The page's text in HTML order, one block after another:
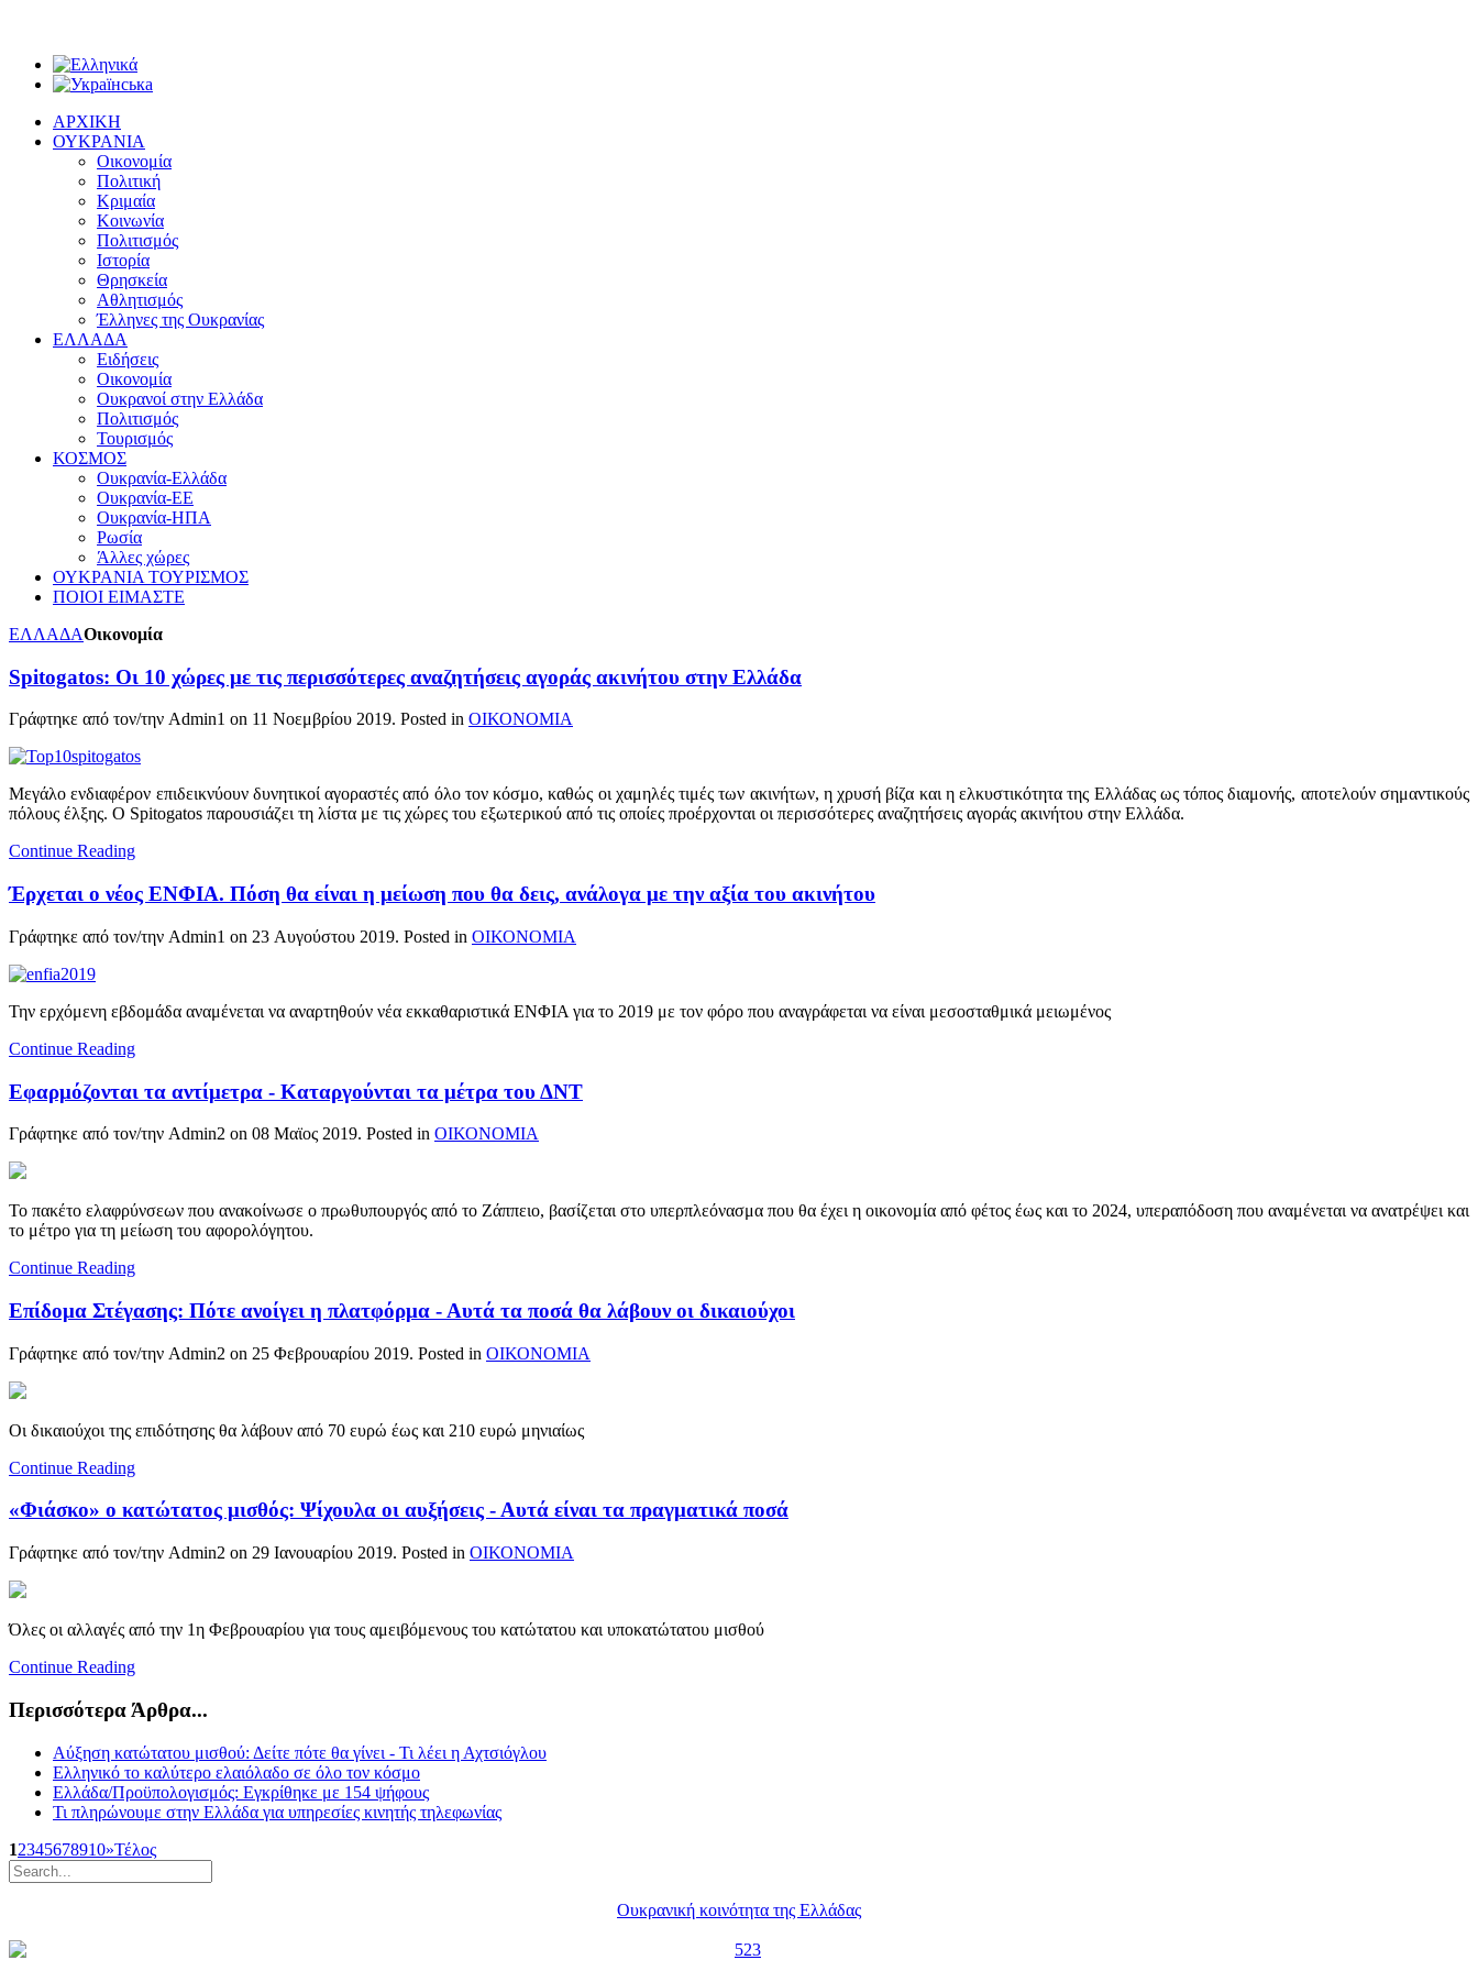
ΑΡΧΙΚΗ
ΟΥΚΡΑΝΙΑ
Οικονομία
Πολιτική
Κριμαία
Κοινωνία
Πολιτισμός
Ιστορία
Θρησκεία
Αθλητισμός
Έλληνες της Ουκρανίας
ΕΛΛΑΔΑ
Ειδήσεις
Οικονομία
Ουκρανοί στην Ελλάδα
Πολιτισμός
Τουρισμός
ΚΟΣΜΟΣ
Ουκρανία-Ελλάδα
Ουκρανία-ΕΕ
Ουκρανία-ΗΠΑ
Ρωσία
Άλλες χώρες
ΟΥΚΡΑΝΙΑ ΤΟΥΡΙΣΜΟΣ
ΠΟΙΟΙ ΕΙΜΑΣΤΕ
ΕΛΛΑΔΑΟικονομία
Spitogatos: Οι 10 χώρες με τις περισσότερες αναζητήσεις αγοράς ακινήτου στην Ελλάδα
Γράφτηκε από τον/την Admin1 on 11 Νοεμβρίου 2019. Posted in ΟΙΚΟΝΟΜΙΑ
Μεγάλο ενδιαφέρον επιδεικνύουν δυνητικοί αγοραστές από όλο τον κόσμο, καθώς οι χαμηλές τιμές των ακινήτων, η χρυσή βίζα και η ελκυστικότητα της Ελλάδας ως τόπος διαμονής, αποτελούν σημαντικούς
πόλους έλξης. Ο Spitogatos παρουσιάζει τη λίστα με τις χώρες του εξωτερικού από τις οποίες προέρχονται οι περισσότερες αναζητήσεις αγοράς ακινήτου στην Ελλάδα.
Continue Reading
Έρχεται ο νέος ΕΝΦΙΑ. Πόση θα είναι η μείωση που θα δεις, ανάλογα με την αξία του ακινήτου
Γράφτηκε από τον/την Admin1 on 23 Αυγούστου 2019. Posted in ΟΙΚΟΝΟΜΙΑ
Την ερχόμενη εβδομάδα αναμένεται να αναρτηθούν νέα εκκαθαριστικά ΕΝΦΙΑ για το 2019 με τον φόρο που αναγράφεται να είναι μεσοσταθμικά μειωμένος
Continue Reading
Εφαρμόζονται τα αντίμετρα - Καταργούνται τα μέτρα του ΔΝΤ
Γράφτηκε από τον/την Admin2 on 08 Μαϊος 2019. Posted in ΟΙΚΟΝΟΜΙΑ
Το πακέτο ελαφρύνσεων που ανακοίνωσε ο πρωθυπουργός από το Ζάππειο, βασίζεται στο υπερπλεόνασμα που θα έχει η οικονομία από φέτος έως και το 2024, υπεραπόδοση που αναμένεται να ανατρέψει και
το μέτρο για τη μείωση του αφορολόγητου.
Continue Reading
Επίδομα Στέγασης: Πότε ανοίγει η πλατφόρμα - Αυτά τα ποσά θα λάβουν οι δικαιούχοι
Γράφτηκε από τον/την Admin2 on 25 Φεβρουαρίου 2019. Posted in ΟΙΚΟΝΟΜΙΑ
Οι δικαιούχοι της επιδότησης θα λάβουν από 70 ευρώ έως και 210 ευρώ μηνιαίως
Continue Reading
«Φιάσκο» ο κατώτατος μισθός: Ψίχουλα οι αυξήσεις - Αυτά είναι τα πραγματικά ποσά
Γράφτηκε από τον/την Admin2 on 29 Ιανουαρίου 2019. Posted in ΟΙΚΟΝΟΜΙΑ
Όλες οι αλλαγές από την 1η Φεβρουαρίου για τους αμειβόμενους του κατώτατου και υποκατώτατου μισθού
Continue Reading
Περισσότερα Άρθρα...
Αύξηση κατώτατου μισθού: Δείτε πότε θα γίνει - Τι λέει η Αχτσιόγλου
Ελληνικό το καλύτερο ελαιόλαδο σε όλο τον κόσμο
Ελλάδα/Προϋπολογισμός: Εγκρίθηκε με 154 ψήφους
Τι πληρώνουμε στην Ελλάδα για υπηρεσίες κινητής τηλεφωνίας
12345678910»Τέλος
Ουκρανική κοινότητα της Ελλάδας